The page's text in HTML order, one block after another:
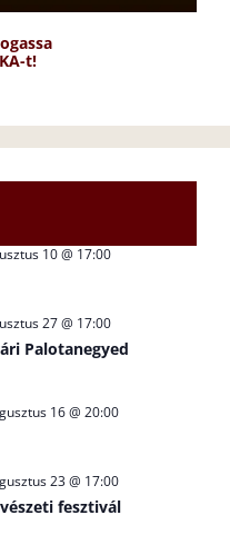
t!
10 @ 17:00
27 @ 17:00
Palotanegyed
16 @ 20:00
23 @ 17:00
fesztivál